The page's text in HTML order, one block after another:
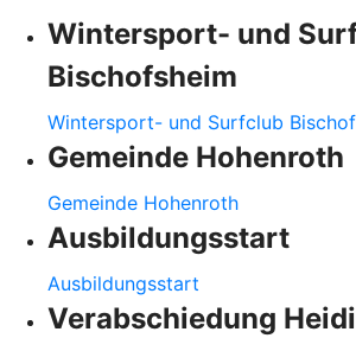
Wintersport- und
Bischofsheim
Wintersport- und Surfclub
Gemeinde Hohenroth
Gemeinde Hohenroth
Ausbildungsstart
Ausbildungsstart
Verabschiedung